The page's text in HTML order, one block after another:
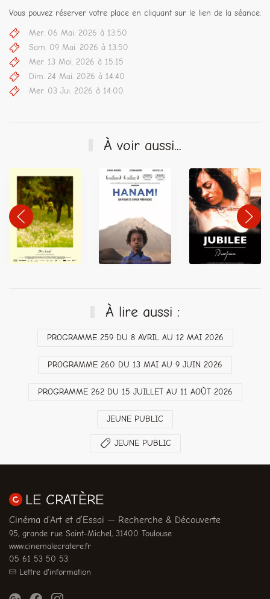
Vous pouvez réserver votre place en cliquant sur le lien de la séance.
Mer. 06 Mai. 2026 à 13:50
Sam. 09 Mai. 2026 à 13:50
Mer. 13 Mai. 2026 à 15:15
Dim. 24 Mai. 2026 à 14:40
Mer. 03 Jui. 2026 à 14:00
À voir aussi...
À lire aussi :
PROGRAMME 259 DU 8 AVRIL AU 12 MAI 2026
PROGRAMME 260 DU 13 MAI AU 9 JUIN 2026
PROGRAMME 262 DU 15 JUILLET AU 11 AOÛT 2026
JEUNE PUBLIC
JEUNE PUBLIC
LE CRATÈRE
Cinéma d’Art et d’Essai — Recherche & Découverte
95, grande rue Saint-Michel, 31400 Toulouse
www.cinemalecratere.fr
05 61 53 50 53
Lettre d'information